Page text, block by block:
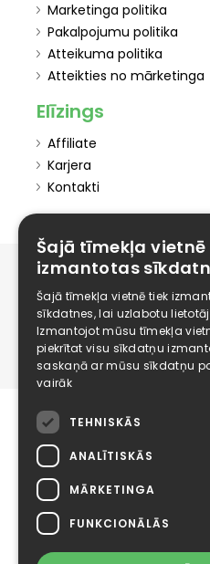
Marketinga politika
Pakalpojumu politika
Atteikuma politika
Atteikties no mārketinga
Elīzings
Affiliate
Karjera
Kontakti
Copyright © 2015-2026
elizings - Kredītu
SIA ELIZINGS.LV - pilnvaru
Šajā tīmekļa vietnē
izmantotas
Šajā tīmekļa vietnē tiek
sīkdatnes, lai uzlabotu
Izmantojot mūsu tīmekļa
piekrītat visu sīkdatņu
saskaņā ar mūsu sīkdatņu
vairāk
TEHNISKĀS
ANALĪTISKĀS
MĀRKETINGA
FUNKCIONĀLĀS